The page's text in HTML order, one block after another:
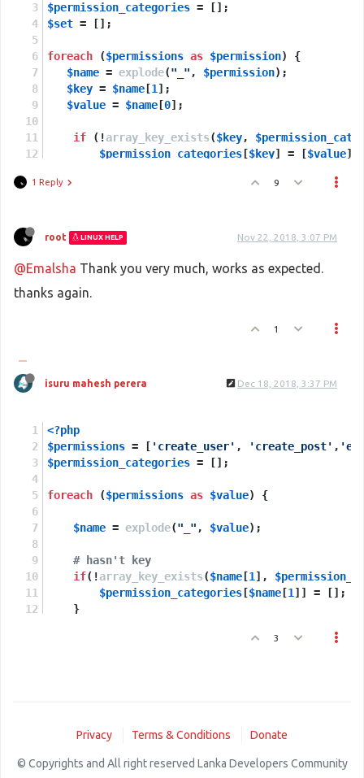
$permission_categories = [];
$set = [];
foreach ($permissions as $permission) {
$name = explode("_" , $permission);
$key = $name [1 ];
$value = $name [0];
if (!array_key_exists($key,
$permission_categories [$key] = [$value];
$permission_categories $key
}
exit();
1 Reply 9
root LINUX HELP Nov 22, 2018, 3:07 PM
@Emalsha Thank you very much, works as expected.
thanks again.
1
isuru mahesh perera Dec 18, 2018, 3:37 PM
<?php
$permissions = [ 'create_user' , 'create_post' ,
$permission_categories = [];
foreach ($permissions as $value) {
$name = explode("_" , $value);
# hasn't key
if(!array_key_exists($name [1 ],
$permission_categories [$name [1 ]] = [];
    }
$name[ ]][] = $name
3
Privacy Terms & Conditions Donate
© Copyrights and All right reserved Lanka Developers Community